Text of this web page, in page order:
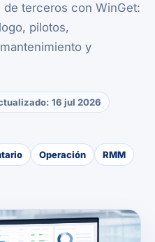
terceros con WinGet:
pilotos,
y
16 jul 2026
Operación
RMM